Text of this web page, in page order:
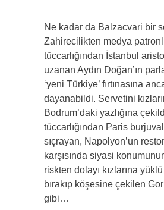
Ne kadar da Balzacvari bir
Zahirecilikten medya
tüccarlığından İstanbul
uzanan Aydın Doğan’ın
‘yeni Türkiye’ fırtınasına
dayanabildi. Servetini
Bodrum’daki yazlığına
tüccarlığından Paris
sıçrayan, Napolyon’un
karşısında siyasi
riskten dolayı kızlarına
bırakıp köşesine çekilen
gibi…